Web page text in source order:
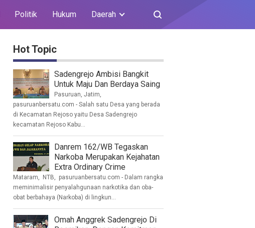
Politik Hukum Daerah
Hot Topic
Sadengrejo Ambisi Bangkit
Untuk Maju Dan Berdaya Saing
Pasuruan, Jatim,
pasuruanbersatu.com - Salah satu Desa yang berada
di Kecamatan Rejoso yaitu Desa Sadengrejo
kecamatan Rejoso Kabu...
Danrem 162/WB Tegaskan
Narkoba Merupakan Kejahatan
Extra Ordinary Crime
Mataram, NTB, pasuruanbersatu.com - Dalam rangka
meminimalisir penyalahgunaan narkotika dan oba-
obat berbahaya (Narkoba) di lingkun...
Omah Anggrek Sadengrejo Di